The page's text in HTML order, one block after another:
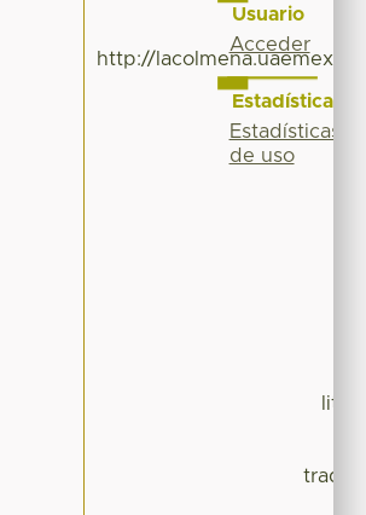
http://
Usuario
Acceder
Estadísticas
Estadísticas
de uso